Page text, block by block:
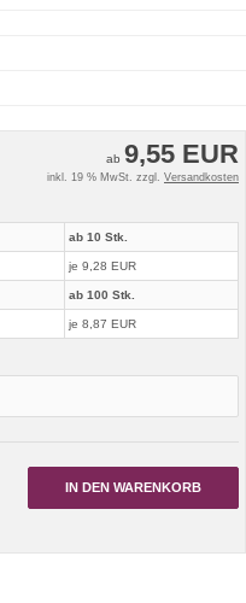
ab 9,55 EUR
inkl. 19 % MwSt. zzgl. Versandkosten
ab 10 Stk.
je 9,28 EUR
ab 100 Stk.
je 8,87 EUR
IN DEN WARENKORB